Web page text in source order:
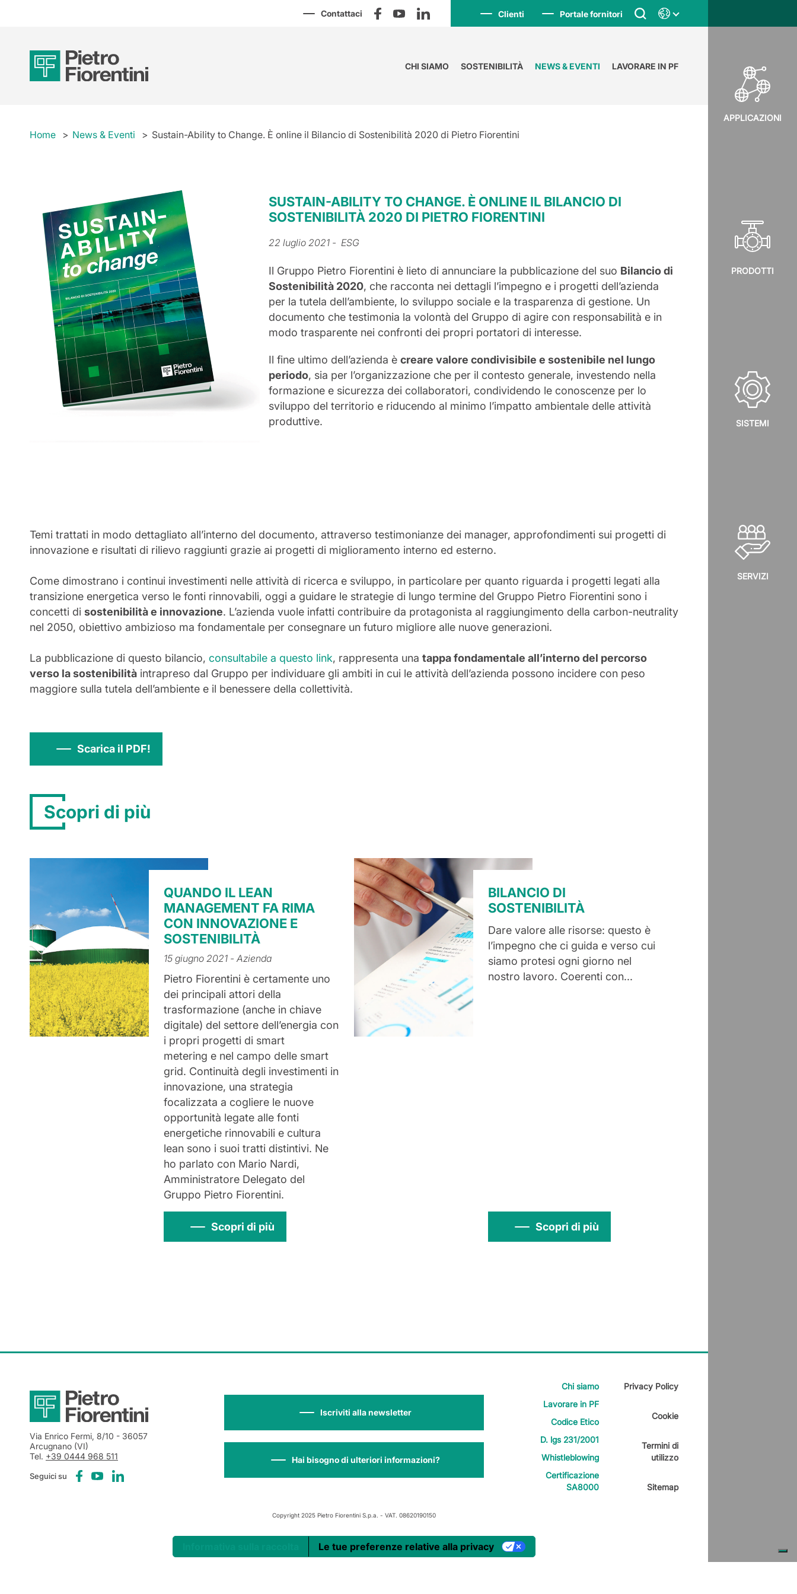
Contattaci Clienti Portale fornitori
CHI SIAMO SOSTENIBILITÀ NEWS & EVENTI LAVORARE IN PF
APPLICAZIONI
PRODOTTI
SISTEMI
SERVIZI
Home News & Eventi Sustain-Ability to Change. È online il Bilancio di Sostenibilità 2020 di Pietro Fiorentini
SUSTAIN-ABILITY TO CHANGE. È ONLINE IL BILANCIO DI
SOSTENIBILITÀ 2020 DI PIETRO FIORENTINI
22 luglio 2021 - ESG
Il Gruppo Pietro Fiorentini è lieto di annunciare la pubblicazione del suo Bilancio di
Sostenibilità 2020, che racconta nei dettagli l’impegno e i progetti dell’azienda
per la tutela dell’ambiente, lo sviluppo sociale e la trasparenza di gestione. Un
documento che testimonia la volontà del Gruppo di agire con responsabilità e in
modo trasparente nei confronti dei propri portatori di interesse.
Il fine ultimo dell’azienda ècreare valore condivisibile e sostenibile nel lungo
periodo, sia per l’organizzazione che per il contesto generale, investendo nella
formazione e sicurezza dei collaboratori, condividendo le conoscenze per lo
sviluppo del territorio e riducendo al minimo l’impatto ambientale delle attività
produttive.
Temi trattati in modo dettagliato all’interno del documento, attraverso testimonianze dei manager, approfondimenti sui progetti di
innovazione e risultati di rilievo raggiunti grazie ai progetti di miglioramento interno ed esterno.
Come dimostrano i continui investimenti nelle attività di ricerca e sviluppo, in particolare per quanto riguarda i progetti legati alla
transizione energetica verso le fonti rinnovabili, oggi a guidare le strategie di lungo termine del Gruppo Pietro Fiorentini sono i
concetti di sostenibilità e innovazione. L’azienda vuole infatti contribuire da protagonista al raggiungimento della carbon-neutrality
nel 2050, obiettivo ambizioso ma fondamentale per consegnare un futuro migliore alle nuove generazioni.
La pubblicazione di questo bilancio, consultabile a questo link, rappresenta una tappa fondamentale all’interno del percorso
verso la sostenibilità intrapreso dal Gruppo per individuare gli ambiti in cui le attività dell’azienda possono incidere con peso
maggiore sulla tutela dell’ambiente e il benessere della collettività.
Scarica il PDF!
Scopri di più
QUANDO IL LEAN
MANAGEMENT FA RIMA
CON INNOVAZIONE E
SOSTENIBILITÀ
15 giugno 2021- Azienda
Pietro Fiorentini è certamente uno
dei principali attori della
trasformazione (anche in chiave
digitale) del settore dell’energia con
i propri progetti di smart
metering e nel campo delle smart
grid. Continuità degli investimenti in
innovazione, una strategia
focalizzata a cogliere le nuove
opportunità legate alle fonti
energetiche rinnovabili e cultura
lean sono i suoi tratti distintivi. Ne
ho parlato con Mario Nardi,
Amministratore Delegato del
Gruppo Pietro Fiorentini.
Scopri di più
BILANCIO DI
SOSTENIBILITÀ
Dare valore alle risorse: questo è
l’impegno che ci guida e verso cui
siamo protesi ogni giorno nel
nostro lavoro. Coerenti con...
Scopri di più
Via Enrico Fermi, 8/10 - 36057
Arcugnano (VI)
Tel. +39 0444 968 511
Seguici su
Iscriviti alla newsletter
Hai bisogno di ulteriori informazioni?
Chi siamo
Lavorare in PF
Codice Etico
D. lgs 231/2001
Whistleblowing
Certificazione
SA8000
Privacy Policy
Cookie
Termini di
utilizzo
Sitemap
Copyright 2025 Pietro Fiorentini S.p.a. - VAT. 08620190150
Le tue preferenze relative alla privacy